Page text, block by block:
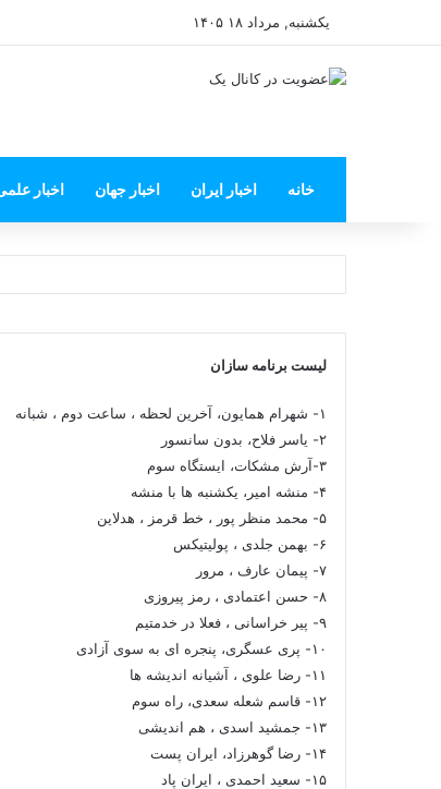
یکشنبه, مرداد ۱۸ ۱۴۰۵
خانه اخبار ایران اخبار جهان اخبار
لیست برنامه سازان
۱- شهرام همایون، آخرین لحظه ، ساعت دوم ، شبانه
۲- یاسر فلاح، بدون سانسور
۳-آرش مشکات، ایستگاه سوم
۴- منشه امیر، یکشنبه ها با منشه
۵- محمد منظر پور ، خط قرمز ، هدلاین
۶- بهمن جلدی ، پولیتیکس
۷- پیمان عارف ، مرور
۸- حسن اعتمادی ، رمز پیروزی
۹- پیر خراسانی ، فعلا در خدمتیم
۱۰- پری عسگری، پنجره ای به سوی آزادی
۱۱- رضا علوی ، آشیانه اندیشه ها
۱۲- قاسم شعله سعدی، راه سوم
۱۳- جمشید اسدی ، هم اندیشی
۱۴- رضا گوهرزاد، ایران پست
۱۵- سعید احمدی ، ایران پاد